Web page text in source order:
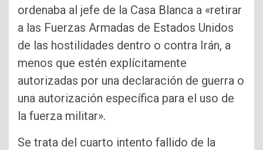
ordenaba al jefe de la Casa Blanca a «retirar
a las Fuerzas Armadas de Estados Unidos
de las hostilidades dentro o contra Irán, a
menos que estén explícitamente
autorizadas por una declaración de guerra o
una autorización específica para el uso de
la fuerza militar».
Se trata del cuarto intento fallido de la